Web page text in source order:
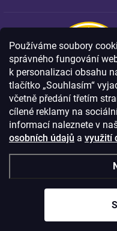
Používáme soubory
správného fungování
k personalizaci obsahu
tlačítko „Souhlasím“
včetně předání třetím
cílené reklamy na
informací naleznete v
osobních údajů a využití
©